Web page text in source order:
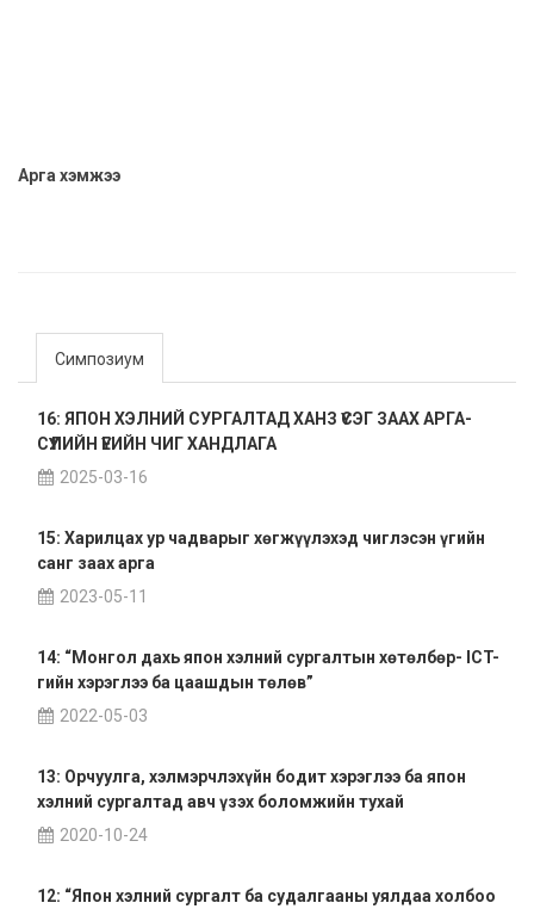
Арга хэмжээ
Симпозиум
16: ЯПОН ХЭЛНИЙ СУРГАЛТАД ХАНЗ ҮСЭГ ЗААХ АРГА-
СҮҮЛИЙН ҮЕИЙН ЧИГ ХАНДЛАГА
2025-03-16
15: Харилцах ур чадварыг хөгжүүлэхэд чиглэсэн үгийн
санг заах арга
2023-05-11
14: “Монгол дахь япон хэлний сургалтын хөтөлбөр- ICT-
гийн хэрэглээ ба цаашдын төлөв”
2022-05-03
13: Орчуулга, хэлмэрчлэхүйн бодит хэрэглээ ба япон
хэлний сургалтад авч үзэх боломжийн тухай
2020-10-24
12: “Япон хэлний сургалт ба судалгааны уялдаа холбоо